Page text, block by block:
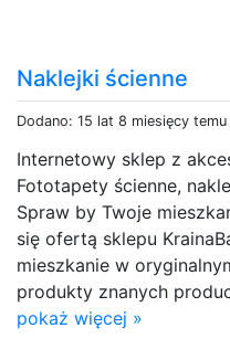
Naklejki ścienne
Dodano: 15 lat 8 miesięcy temu
Internetowy sklep z
Fototapety ścienne,
Spraw by Twoje
się ofertą sklepu
mieszkanie w
produkty znanych
pokaż więcej »